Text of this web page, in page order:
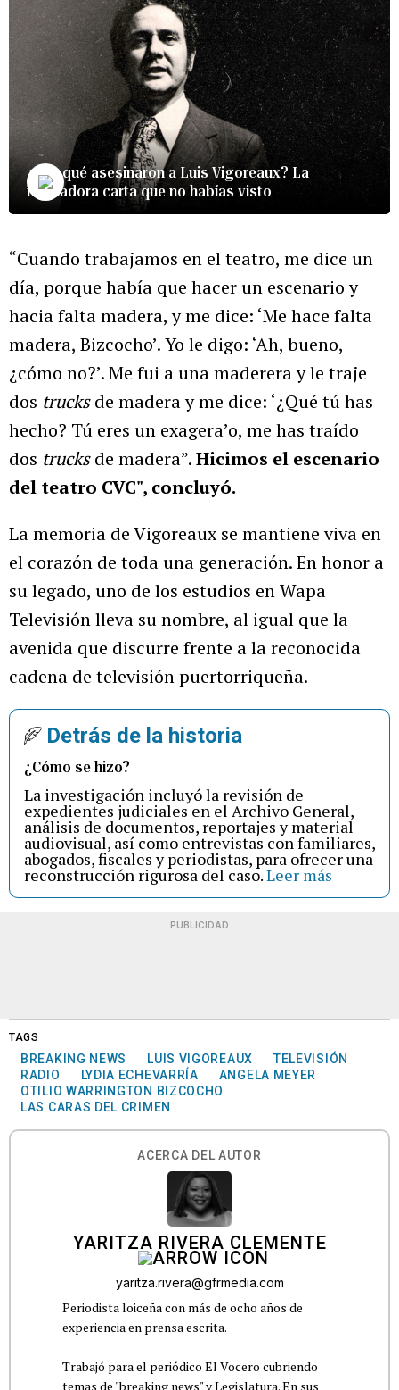
¿Por qué asesinaron a Luis Vigoreaux? La
reveladora carta que no habías visto
“Cuando trabajamos en el teatro, me dice un
día, porque había que hacer un escenario y
hacia falta madera, y me dice: ‘Me hace falta
madera, Bizcocho’. Yo le digo: ‘Ah, bueno,
¿cómo no?’. Me fui a una maderera y le traje
dos trucksde madera y me dice: ‘¿Qué tú has
hecho? Tú eres un exagera’o, me has traído
dos trucksde madera”.Hicimos el escenario
del teatro CVC", concluyó.
La memoria de Vigoreaux se mantiene viva en
el corazón de toda una generación. En honor a
su legado, uno de los estudios en Wapa
Televisión lleva su nombre, al igual que la
avenida que discurre frente a la reconocida
cadena de televisión puertorriqueña.
Detrás de la historia
¿Cómo se hizo?
La investigación incluyó la revisión de
expedientes judiciales en el Archivo General,
análisis de documentos, reportajes y material
audiovisual, así como entrevistas con familiares,
abogados, fiscales y periodistas, para ofrecer una
reconstrucción rigurosa del caso.Leer más
PUBLICIDAD
TAGS
BREAKING NEWS LUIS VIGOREAUX
TELEVISIÓN
RADIO
LYDIA ECHEVARRÍA
ANGELA MEYER
OTILIO WARRINGTON BIZCOCHO
LAS CARAS DEL CRIMEN
ACERCA DEL AUTOR
YARITZA RIVERA CLEMENTE
yaritza.rivera@gfrmedia.com
Periodista loiceña con más de ocho años de
experiencia en prensa escrita.
Trabajó para el periódico El Vocero cubriendo
temas de "breaking news" y Legislatura. En sus